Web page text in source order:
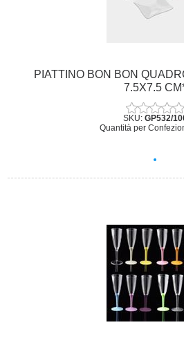
PIATTINO BON BON
7.5X7.5
SKU: GP532/
Quantità per